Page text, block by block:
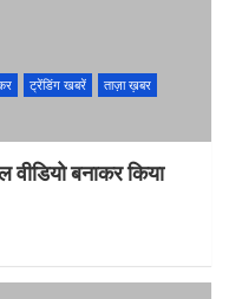
ट्रेंडिंग खबरें
ताज़ा ख़बर
बनाकर किया